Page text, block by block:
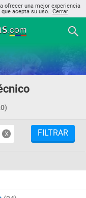
ofrecer una mejor experiencia
acepta su uso.. Cerrar
FILTRAR